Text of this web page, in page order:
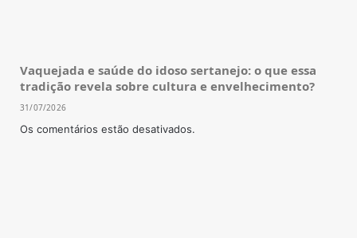
Vaquejada e saúde do idoso sertanejo: o que essa
tradição revela sobre cultura e envelhecimento?
31/07/2026
Os comentários estão desativados.